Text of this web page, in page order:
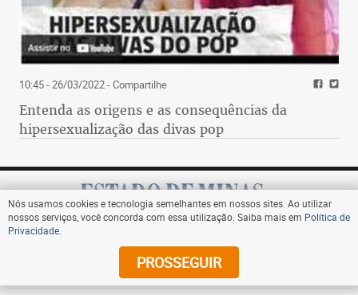
10:45 - 26/03/2022- Compartilhe
Entenda as origens e as consequências da
hipersexualização das divas pop
Assine
Nós usamos cookies e tecnologia semelhantes em nossos sites. Ao utilizar
nossos serviços, você concorda com essa utilização. Saiba mais em Política de
Privacidade
PROSSEGUIR